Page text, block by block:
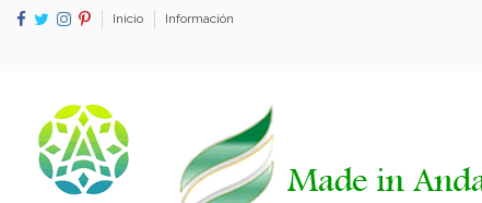
Inicio Información